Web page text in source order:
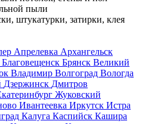
пыли
штукатурки, затирки, клея
Апрелевка Архангельск
Благовещенск Брянск Великий
Владимир Волгоград Вологда
Дзержинск Дмитров
Жуковский
Ивантеевка Иркутск Истра
Калуга Каспийск Кашира